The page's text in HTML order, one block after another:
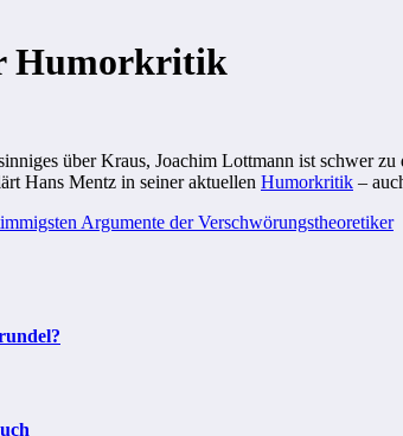
Humorkritik
über Kraus, Joachim Lottmann ist schwer
Hans Mentz in seiner aktuellen Humorkritik –
Argumente der Verschwörungstheoretiker